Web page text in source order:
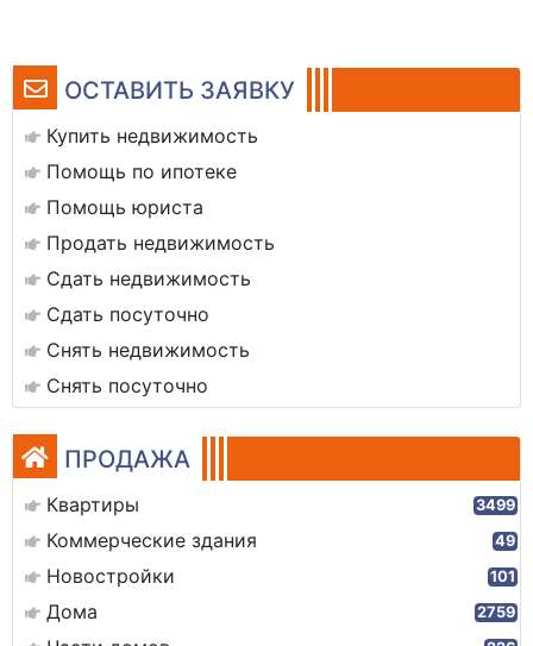
ОСТАВИТЬ ЗАЯВКУ
Купить недвижимость
Помощь по ипотеке
Помощь юриста
Продать недвижимость
Сдать недвижимость
Сдать посуточно
Снять недвижимость
Снять посуточно
ПРОДАЖА
Квартиры 3499
Коммерческие здания 49
Новостройки 101
Дома 2759